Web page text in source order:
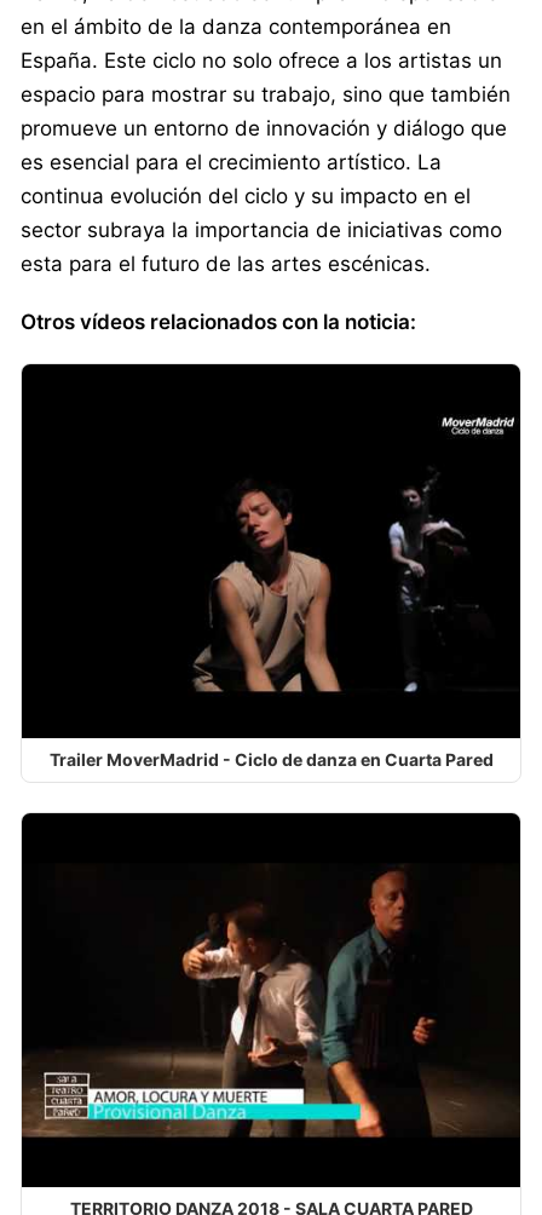
en el ámbito de la danza contemporánea en
España. Este ciclo no solo ofrece a los artistas un
espacio para mostrar su trabajo, sino que también
promueve un entorno de innovación y diálogo que
es esencial para el crecimiento artístico. La
continua evolución del ciclo y su impacto en el
sector subraya la importancia de iniciativas como
esta para el futuro de las artes escénicas.
Otros vídeos relacionados con la noticia:
Trailer MoverMadrid - Ciclo de danza en Cuarta Pared
TERRITORIO DANZA 2018 - SALA CUARTA PARED